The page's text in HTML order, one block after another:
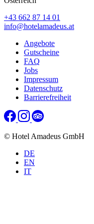
+43 662 87 14 01
info@hotelamadeus.at
Angebote
Gutscheine
FAQ
Jobs
Impressum
Datenschutz
Barrierefreiheit
© Hotel Amadeus GmbH
DE
EN
IT